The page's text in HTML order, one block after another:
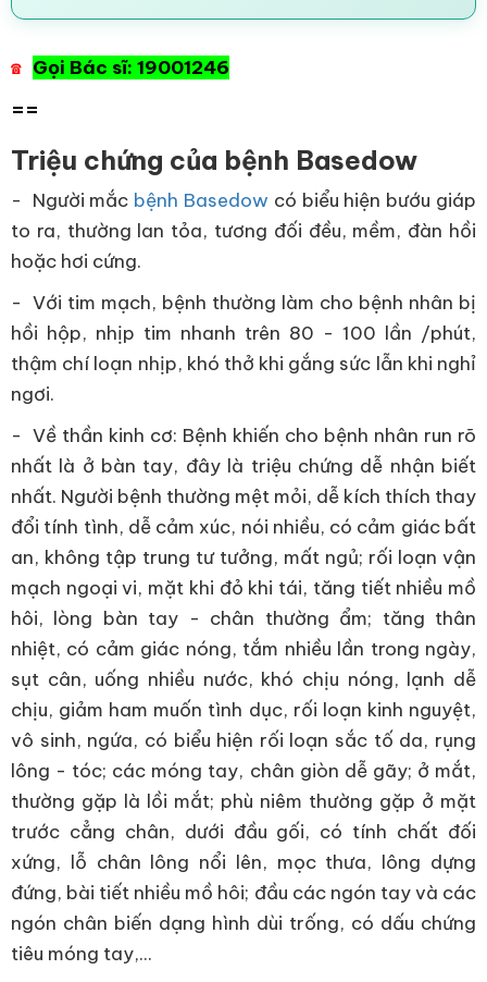
☎ Gọi Bác sĩ: 19001246
==
Triệu chứng của bệnh Basedow
- Người mắc bệnh Basedow có biểu hiện bướu giáp
to ra, thường lan tỏa, tương đối đều, mềm, đàn hồi
hoặc hơi cứng.
- Với tim mạch, bệnh thường làm cho bệnh nhân bị
hồi hộp, nhịp tim nhanh trên 80 - 100 lần /phút,
thậm chí loạn nhịp, khó thở khi gắng sức lẫn khi nghỉ
ngơi.
- Về thần kinh cơ: Bệnh khiến cho bệnh nhân run rõ
nhất là ở bàn tay, đây là triệu chứng dễ nhận biết
nhất. Người bệnh thường mệt mỏi, dễ kích thích thay
đổi tính tình, dễ cảm xúc, nói nhiều, có cảm giác bất
an, không tập trung tư tưởng, mất ngủ; rối loạn vận
mạch ngoại vi, mặt khi đỏ khi tái, tăng tiết nhiều mồ
hôi, lòng bàn tay - chân thường ẩm; tăng thân
nhiệt, có cảm giác nóng, tắm nhiều lần trong ngày,
sụt cân, uống nhiều nước, khó chịu nóng, lạnh dễ
chịu, giảm ham muốn tình dục, rối loạn kinh nguyệt,
vô sinh, ngứa, có biểu hiện rối loạn sắc tố da, rụng
lông - tóc; các móng tay, chân giòn dễ gãy; ở mắt,
thường gặp là lồi mắt; phù niêm thường gặp ở mặt
trước cẳng chân, dưới đầu gối, có tính chất đối
xứng, lỗ chân lông nổi lên, mọc thưa, lông dựng
đứng, bài tiết nhiều mồ hôi; đầu các ngón tay và các
ngón chân biến dạng hình dùi trống, có dấu chứng
tiêu móng tay,...